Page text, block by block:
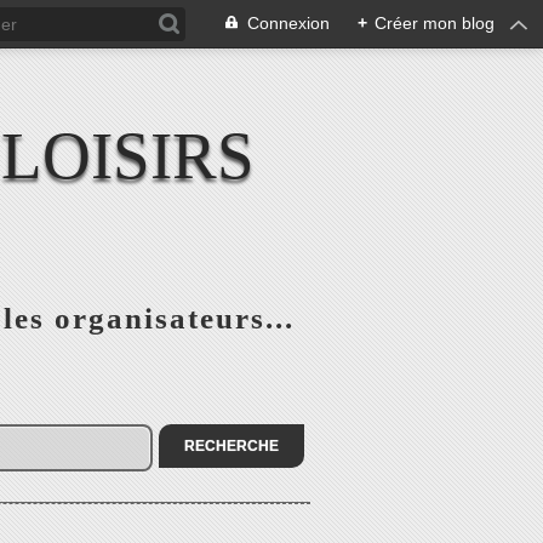
Connexion + Créer mon blog
organisateurs...